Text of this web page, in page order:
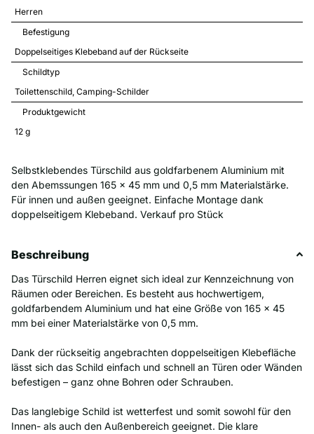
Herren
Befestigung
Doppelseitiges Klebeband auf der Rückseite
Schildtyp
Toilettenschild Camping-Schilder
Produktgewicht
12 g
Selbstklebendes Türschild aus goldfarbenem Aluminium mit
den Abemssungen 165 x 45 mm und 0,5 mm Materialstärke.
Für innen und außen geeignet. Einfache Montage dank
doppelseitigem Klebeband. Verkauf pro Stück
Beschreibung
Das Türschild Herren eignet sich ideal zur Kennzeichnung von
Räumen oder Bereichen. Es besteht aus hochwertigem,
goldfarbendem Aluminium und hat eine Größe von 165 x 45
mm bei einer Materialstärke von 0,5 mm.
Dank der rückseitig angebrachten doppelseitigen Klebefläche
lässt sich das Schild einfach und schnell an Türen oder Wänden
befestigen – ganz ohne Bohren oder Schrauben.
Das langlebige Schild ist wetterfest und somit sowohl für den
Innen- als auch den Außenbereich geeignet. Die klare